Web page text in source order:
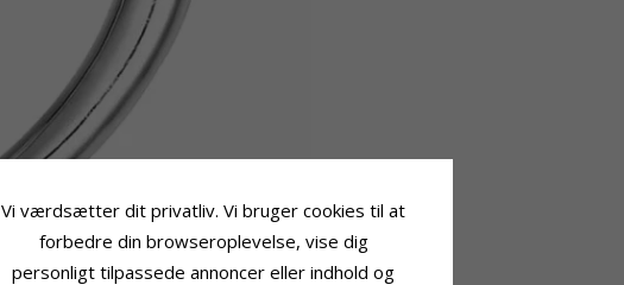
Vi værdsætter dit privatliv. Vi bruger cookies til at
forbedre din browseroplevelse, vise dig
personligt tilpassede annoncer eller indhold og